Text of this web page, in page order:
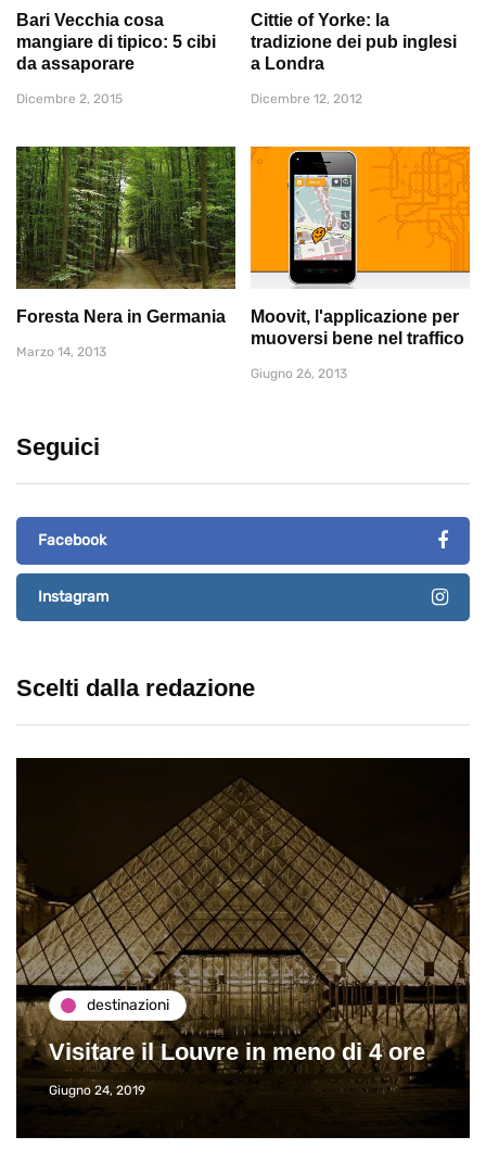
Bari Vecchia cosa
mangiare di tipico: 5 cibi
da assaporare
Dicembre 2, 2015
Cittie of Yorke: la
tradizione dei pub inglesi
a Londra
Dicembre 12, 2012
Foresta Nera in Germania
Marzo 14, 2013
Moovit, l'applicazione per
muoversi bene nel traffico
Giugno 26, 2013
Seguici
Facebook
Instagram
Scelti dalla redazione
destinazioni
Visitare il Louvre in meno di 4 ore
Giugno 24, 2019